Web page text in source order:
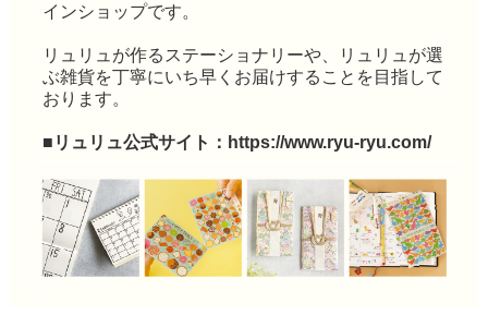
インショップです。
リュリュが作るステーショナリーや、リュリュが選
ぶ雑貨を丁寧にいち早くお届けすることを目指して
おります。
■リュリュ公式サイト： https://www.ryu-ryu.com/